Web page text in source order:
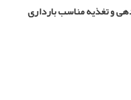
و تغذیه مناسب بارداری